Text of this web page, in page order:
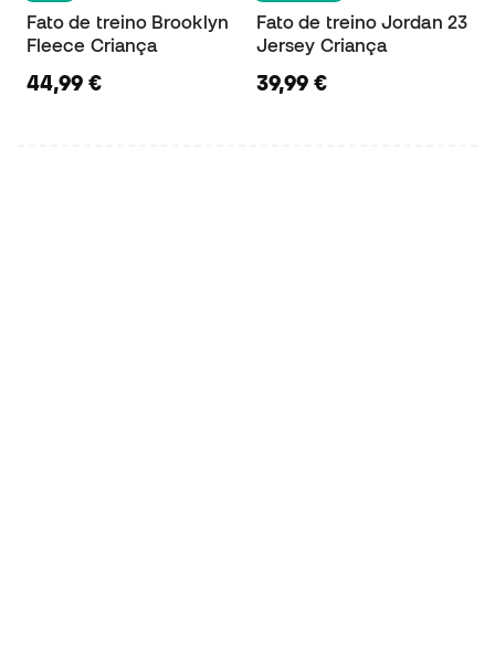
Fato de treino Brooklyn
Fleece Criança
44,99 €
Fato de treino Jordan 23
Jersey Criança
39,99 €